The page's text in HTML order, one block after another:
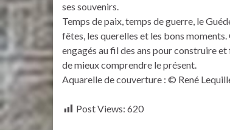
ses souvenirs.
Temps de paix, temps de guerre, le
fêtes, les querelles et les bons
engagés au fil des ans pour construire
de mieux comprendre le présent.
Aquarelle de couverture : © René
Post Views: 620